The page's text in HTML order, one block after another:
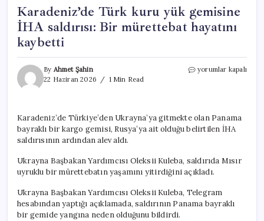
Karadeniz’de Türk kuru yük gemisine
İHA saldırısı: Bir mürettebat hayatını
kaybetti
By Ahmet Şahin
22 Haziran 2026
1 Min Read
Karadeniz’de
İHA
saldırısı:
hayatını
kaybetti
yorumlar kapalı
Karadeniz’de Türkiye’den Ukrayna’ya gitmekte olan Panama
bayraklı bir kargo gemisi, Rusya’ya ait olduğu belirtilen İHA
saldırısının ardından alev aldı.
Ukrayna Başbakan Yardımcısı Oleksii Kuleba, saldırıda Mısır
uyruklu bir mürettebatın yaşamını yitirdiğini açıkladı.
Ukrayna Başbakan Yardımcısı Oleksii Kuleba, Telegram
hesabından yaptığı açıklamada, saldırının Panama bayraklı
bir gemide yangına neden olduğunu bildirdi.